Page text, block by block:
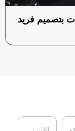
بتصميم فريد
ا